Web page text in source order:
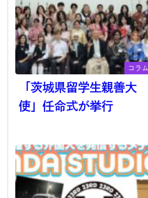
コラム
「茨城県留学生親善大
使」任命式が挙行